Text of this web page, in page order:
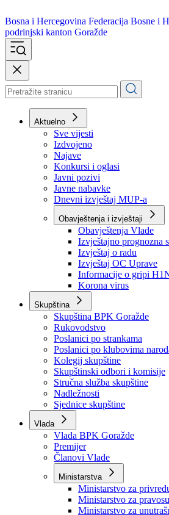
Bosna i Hercegovina
podrinjski kanton Goražde
Aktuelno
Sve vijesti
Izdvojeno
Najave
Konkursi i oglasi
Javni pozivi
Javne nabavke
Dnevni izvještaj MUP-a
Obavještenja i izvještaji
Obavještenja Vlade
Izvještajno prognozna
Izvještaj o radu
Izvještaj OC Uprave
Informacije o gripi
Korona virus
Skupština
Skupština BPK Goražde
Rukovodstvo
Poslanici po strankama
Poslanici po klubovima naroda
Kolegij skupštine
Skupštinski odbori i komisije
Stručna služba skupštine
Nadležnosti
Sjednice skupštine
Vlada
Vlada BPK Goražde
Premijer
Članovi Vlade
Ministarstva